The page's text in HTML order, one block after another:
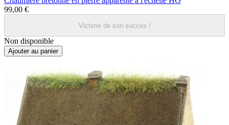
99,00 €
Victime de son succès !
Non disponible
Ajouter au panier